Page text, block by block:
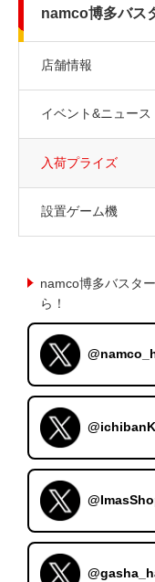
namco博多バス
店舗情報
イベント&ニュース
入荷プライズ
設置ゲーム機
namco博多バスタ
ら！